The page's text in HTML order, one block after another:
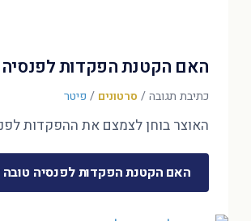
האם הקטנת הפקדות לפנסיה
כתיבת תגובה/ סרטונים / פיטר
האוצר בוחן לצמצם את ההפקדות
האם הקטנת הפקדות לפנסיה